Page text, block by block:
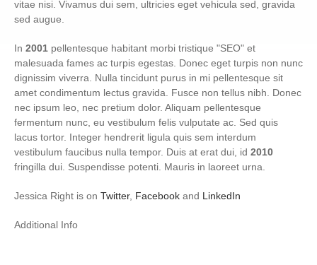
vitae nisi. Vivamus dui sem, ultricies eget vehicula sed, gravida
sed augue.
In 2001 pellentesque habitant morbi tristique "SEO" et
malesuada fames ac turpis egestas. Donec eget turpis non nunc
dignissim viverra. Nulla tincidunt purus in mi pellentesque sit
amet condimentum lectus gravida. Fusce non tellus nibh. Donec
nec ipsum leo, nec pretium dolor. Aliquam pellentesque
fermentum nunc, eu vestibulum felis vulputate ac. Sed quis
lacus tortor. Integer hendrerit ligula quis sem interdum
vestibulum faucibus nulla tempor. Duis at erat dui, id 2010
fringilla dui. Suspendisse potenti. Mauris in laoreet urna.
Jessica Right is on Twitter, Facebook and LinkedIn
Additional Info